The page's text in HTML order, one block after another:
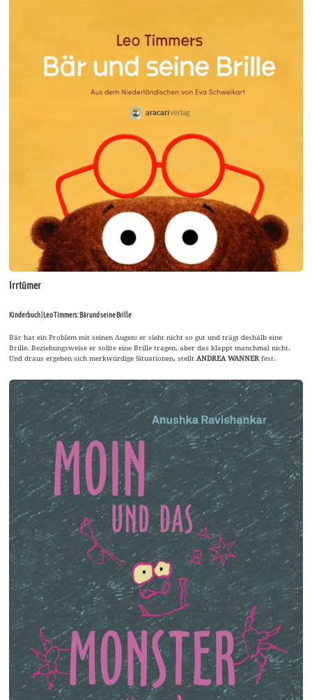
Irrtümer
Kinderbuch | Leo Timmers: Bär und seine Brille
Bär hat ein Problem mit seinen Augen: er sieht nicht so gut und trägt deshalb eine
Brille. Beziehungsweise er sollte eine Brille tragen, aber das klappt manchmal nicht.
Und draus ergeben sich merkwürdige Situationen, stelltANDREA WANNER fest.